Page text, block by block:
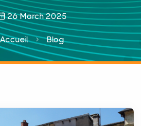
26 March 2025
Accueil Blog